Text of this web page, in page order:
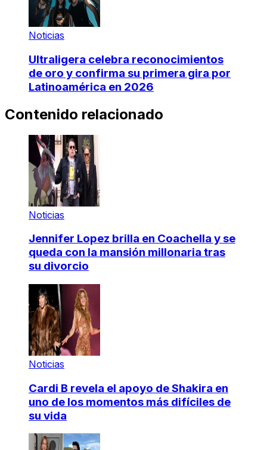
Noticias
Ultraligera celebra reconocimientos
de oro y confirma su primera gira por
Latinoamérica en 2026
Contenido relacionado
Noticias
Jennifer Lopez brilla en Coachella y se
queda con la mansión millonaria tras
su divorcio
Noticias
Cardi B revela el apoyo de Shakira en
uno de los momentos más difíciles de
su vida